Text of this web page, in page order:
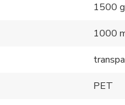
1500 g
1000
PET